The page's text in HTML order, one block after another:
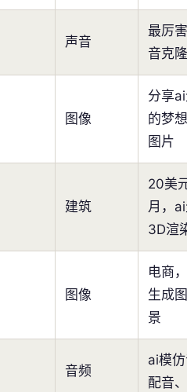
声音
最厉
音克
图像
分享
的梦
图片
建筑
20美
月，
3D渲
图像
电商
生成
景
音频
ai模
配音